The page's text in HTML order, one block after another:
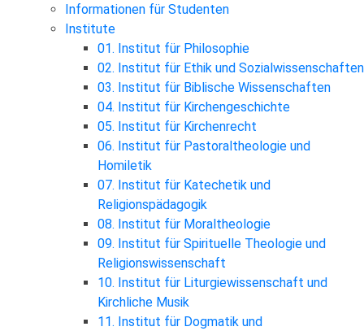
Informationen für Studenten
Institute
01. Institut für Philosophie
02. Institut für Ethik und Sozialwissenschaften
03. Institut für Biblische Wissenschaften
04. Institut für Kirchengeschichte
05. Institut für Kirchenrecht
06. Institut für Pastoraltheologie und
Homiletik
07. Institut für Katechetik und
Religionspädagogik
08. Institut für Moraltheologie
09. Institut für Spirituelle Theologie und
Religionswissenschaft
10. Institut für Liturgiewissenschaft und
Kirchliche Musik
11. Institut für Dogmatik und